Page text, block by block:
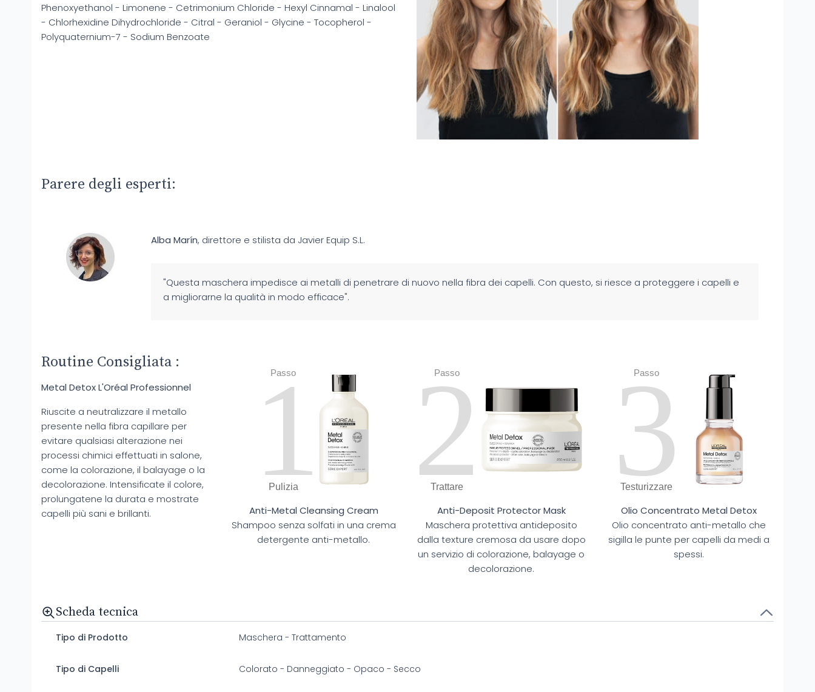
Phenoxyethanol - Limonene - Cetrimonium Chloride - Hexyl Cinnamal - Linalool
- Chlorhexidine Dihydrochloride - Citral - Geraniol - Glycine - Tocopherol -
Polyquaternium-7 - Sodium Benzoate
Parere degli esperti:
Alba Marín, direttore e stilista da Javier Equip S.L.
"Questa maschera impedisce ai metalli di penetrare di nuovo nella fibra dei capelli. Con questo, si riesce a proteggere i capelli e
a migliorarne la qualità in modo efficace".
Routine Consigliata :
Metal Detox L'Oréal Professionnel
Riuscite a neutralizzare il metallo
presente nella fibra capillare per
evitare qualsiasi alterazione nei
processi chimici effettuati in salone,
come la colorazione, il balayage o la
decolorazione. Intensificate il colore,
prolungatene la durata e mostrate
capelli più sani e brillanti.
Passo
1
Pulizia
Anti-Metal Cleansing Cream
Shampoo senza solfati in una crema
detergente anti-metallo.
Passo
2
Trattare
Anti-Deposit Protector Mask
Maschera protettiva antideposito
dalla texture cremosa da usare dopo
un servizio di colorazione, balayage o
decolorazione.
Passo
3
Testurizzare
Olio Concentrato Metal Detox
Olio concentrato anti-metallo che
sigilla le punte per capelli da medi a
spessi.
Scheda tecnica
Tipo di Prodotto Maschera - Trattamento
Tipo di Capelli Colorato - Danneggiato - Opaco - Secco